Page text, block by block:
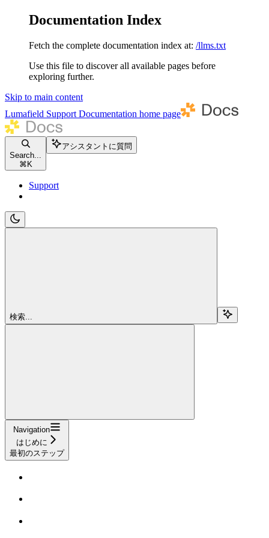
Documentation Index
Fetch the complete documentation index at: /llms.txt
Use this file to discover all available pages before
exploring further.
Skip to main content
Lumafield Support Documentation home page
Search...
⌘ K
アシスタントに質問
Support
検索...
Navigation
はじめに
最初のステップ